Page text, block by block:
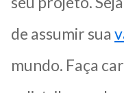
de assumir sua
mundo. Faça